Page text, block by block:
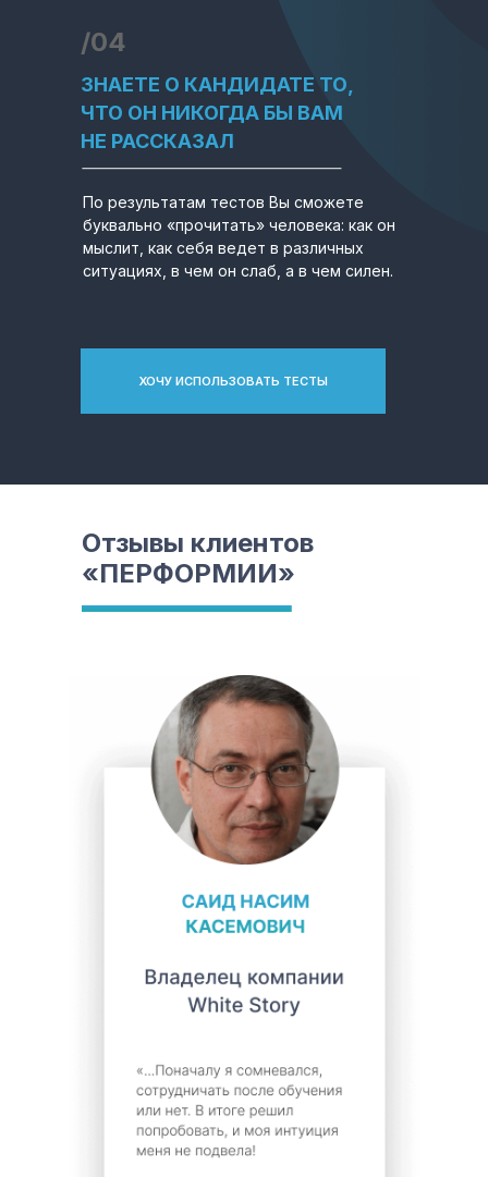
ЗНАЕТЕ О КАНДИДАТЕ ТО,
ЧТО ОН НИКОГДА БЫ ВАМ
НЕ РАССКАЗАЛ
По результатам тестов Вы сможете
буквально «прочитать» человека: как он
мыслит, как себя ведет в различных
ситуациях, в чем он слаб, а в чем силен.
/04
ХОЧУ ИСПОЛЬЗОВАТЬ ТЕСТЫ
Отзывы клиентов
«ПЕРФОРМИИ»